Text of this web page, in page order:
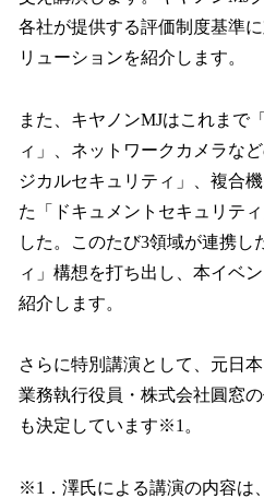
各社が提供する評価制度基準
リューションを紹介します。
また、キヤノンMJはこれまで
ィ」、ネットワークカメラな
ジカルセキュリティ」、複合
た「ドキュメントセキュリテ
した。このたび3領域が連携し
ィ」構想を打ち出し、本イベ
紹介します。
さらに特別講演として、元日
業務執行役員・株式会社圓窓
も決定しています※1。
※1．澤氏による講演の内容は